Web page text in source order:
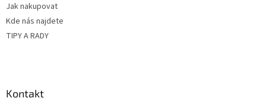
Jak nakupovat
Kde nás najdete
TIPY A RADY
Kontakt